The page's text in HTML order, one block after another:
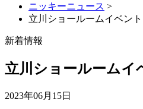
ニッキーニュース >
立川ショールームイベン
新着情報
立川ショールームイ
2023年06月15日